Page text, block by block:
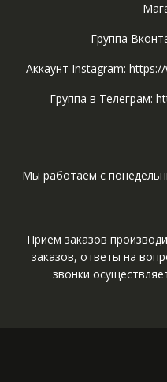
Группа
Аккаунт Instagram:
Группа в Телеграм:
Мы работаем с
Прием заказов
заказов, ответы на
звонки